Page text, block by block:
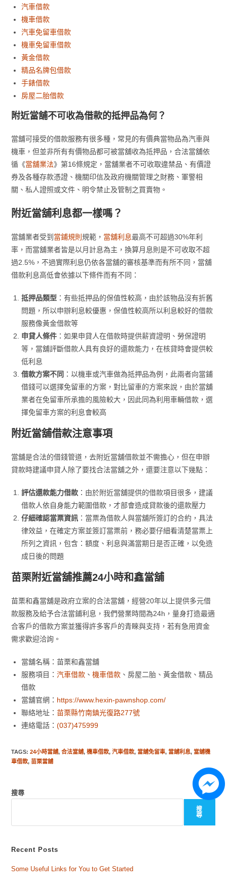
汽車借款
機車借款
汽車免留車借款
機車免留車借款
黃金借款
精品名牌包借款
手錶借款
房屋二胎借款
附近當舖不可收為借款的抵押品為何？
當舖可接受的借款服務有很多種，常見的有價典當物品為汽車與
機車，但並非所有有價物品都可被當舖收為抵押品，合法當舖依
循《當舖業法》第16條規定，當舖業者不可收取違禁品、有價證
券及各種存款憑證、機關印信及政府機關管理之財務、軍警相
關、私人證照或文件、明令禁止及管制之買賣物。
附近當舖利息都一樣嗎？
當舖業者受到 當鋪規則規範， 當舖利息最高不可超過30%年利
率，而當舖業者皆是以月計息為主，換算月息則是不可收取不超
過2.5%，不過實際利息仍依各當舖的審核基準而有所不同，當舖
借款利息高低會依據以下條件而有不同：
抵押品類型 ：有些抵押品的保值性較高，由於該物品沒有折舊
問題，所以申辦利息較優惠，保值性較高所以利息較好的借款
服務像黃金借款等
申貸人條件 ：如果申貸人在借款時提供薪資證明、勞保證明
等，當舖評斷借款人具有良好的還款能力，在核貸時會提供較
低利息
借款方案不同 ：以機車或汽車做為抵押品為例，此兩者向當鋪
借錢可以選擇免留車的方案，對比留車的方案來說，由於當舖
業者在免留車所承擔的風險較大，因此同為利用車輛借款，選
擇免留車方案的利息會較高
附近當舖借款注意事項
當舖是合法的借錢管道，去附近當舖借款並不需擔心，但在申辦
貸款時建議申貸人除了要找合法當舖之外，還要注意以下幾點：
評估還款能力借款 ：由於附近當舖提供的借款項目很多，建議
借款人依自身能力範圍借款，才部會造成貸款後的還款壓力
仔細確認當票資訊 ：當票為借款人與當舖所簽訂的合約，具法
律效益，在確定方案並簽訂當票前，務必要仔細看清楚當票上
所列之資訊，包含：額度、利息與滿當期日是否正確，以免造
成日後的問題
苗栗附近當舖推薦24小時和鑫當舖
苗栗和鑫當舖是政府立案的合法當舖，經營20年以上提供多元借
款服務及給予合法當鋪利息，我們營業時間為24h，量身打造最適
合客戶的借款方案並獲得許多客戶的青睞與支持，若有急用資金
需求歡迎洽詢。
當舖名稱：苗栗和鑫當舖
服務項目：汽車借款 、機車借款 、房屋二胎、黃金借款、精品
借款
當舖官網： https://www.hexin-pawnshop.com/
聯絡地址：苗栗縣竹南鎮光復路277號
連絡電話：(037)475999
TAGS:24小時當舖, 合法當舖, 機車借款, 汽車借款, 當舖免留車, 當舖利息, 當舖機
車借款, 苗栗當舖
搜尋
搜
尋
Recent Posts
Some Useful Links for You to Get Started